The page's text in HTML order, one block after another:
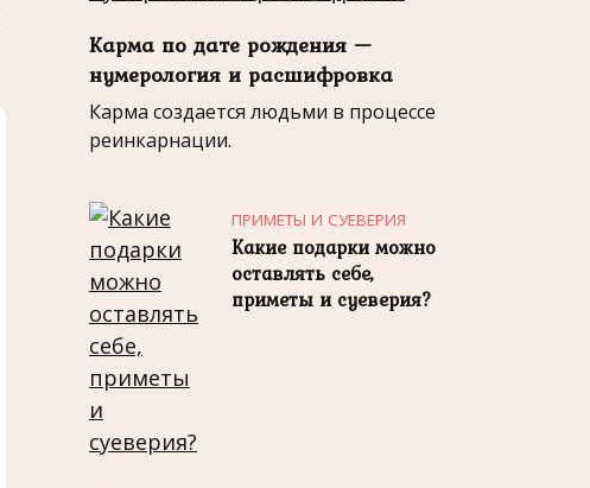
Карма по дате рождения —
нумерология и расшифровка
Карма создается людьми в процессе
реинкарнации.
ПРИМЕТЫ И СУЕВЕРИЯ
Какие подарки можно
оставлять себе,
приметы и суеверия?